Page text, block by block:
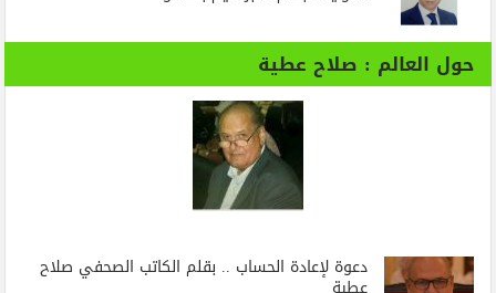
حول العالم : صلاح عطية
دعوة لإعادة الحساب .. بقلم الكاتب الصحفي صلاح